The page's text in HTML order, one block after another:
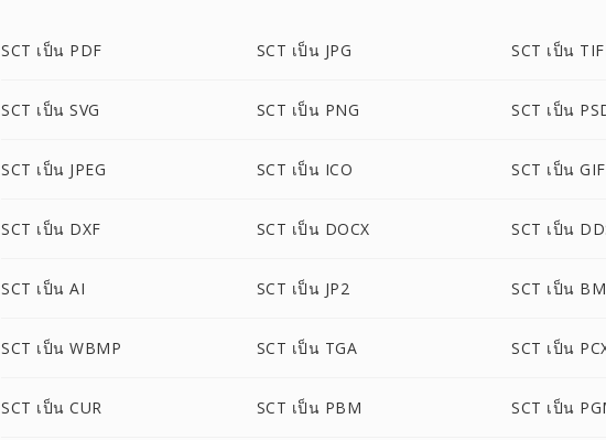
SCT เป็น PDF SCT เป็น JPG SCT เป็น
SCT เป็น SVG SCT เป็น PNG SCT เป็น
SCT เป็น JPEG SCT เป็น ICO SCT เป็น GIF
SCT เป็น DXF SCT เป็น DOCX SCT เป็น
SCT เป็น AI SCT เป็น JP2 SCT เป็น
SCT เป็น WBMP SCT เป็น TGA SCT เป็น
SCT เป็น CUR SCT เป็น PBM SCT เป็น